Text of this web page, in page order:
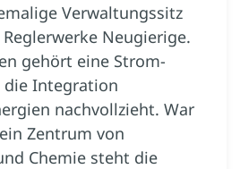
Verwaltungssitz
Neugierige.
gehört eine Strom-
die Integration
nachvollzieht. War
Zentrum von
Chemie steht die